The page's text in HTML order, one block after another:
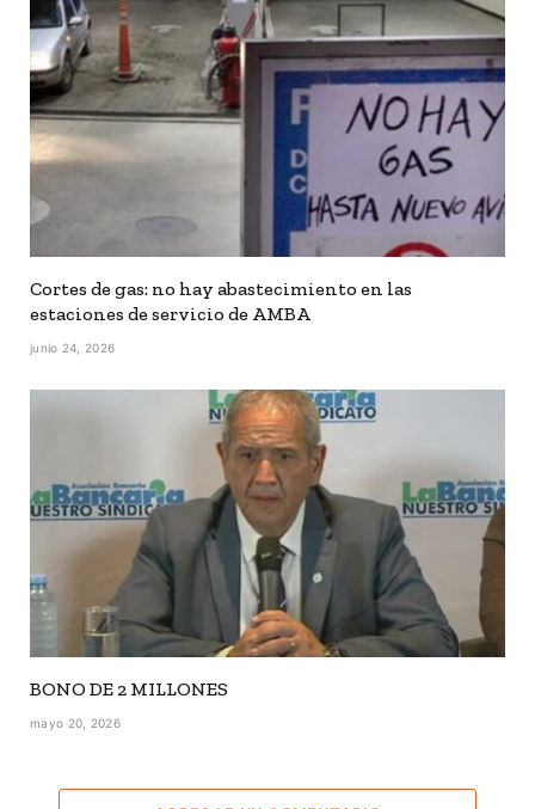
Cortes de gas: no hay abastecimiento en las
estaciones de servicio de AMBA
junio 24, 2026
BONO DE 2 MILLONES
mayo 20, 2026